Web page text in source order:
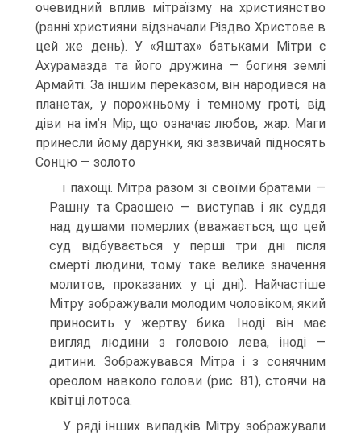
очевидний вплив мітраїзму на християнство
(ранні християни від­значали Різдво Христове в
цей же день). У «Яштах» батьками Мітри є
Ахурамазда та його дружина — богиня землі
Армайті. За іншим переказом, він народився на
планетах, у порожньому і темному гроті, від
діви на ім’я Мір, що означає лю­бов, жар. Маги
принесли йому дарунки, які зазвичай підносять
Сонцю — золото
і пахощі. Мітра разом зі своїми братами —
Рашну та Сраошею — виступав і як суддя
над душами помер­лих (вважається, що цей
суд відбувається у перші три дні після
смерті людини, тому таке велике зна­чення
молитов, проказаних у ці дні). Найчастіше
Мітру зображували молодим чоловіком, який
прино­сить у жертву бика. Іноді він має
вигляд людини з головою лева, іноді —
дитини. Зображувався Мітра і з сонячним
ореолом навколо голови (рис. 81), стоячи на
квітці лотоса.
У ряді інших випадків Мітру зображували